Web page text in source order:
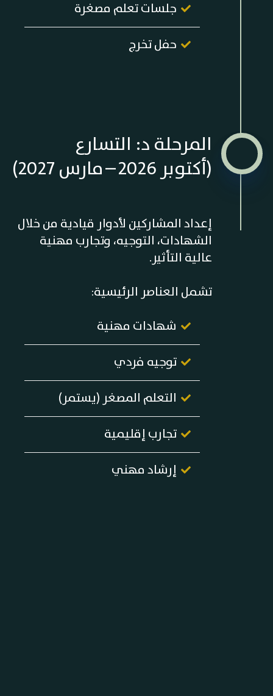
جلسات تعلم مصغرة
حفل تخرج
المرحلة د: التسارع
(أكتوبر 2026 – مارس 2027)
إعداد المشاركين لأدوار قيادية من خلال
الشهادات، التوجيه، وتجارب مهنية
عالية التأثير.
تشمل العناصر الرئيسية:
شهادات مهنية
توجيه فردي
التعلم المصغر (يستمر)
تجارب إقليمية
إرشاد مهني